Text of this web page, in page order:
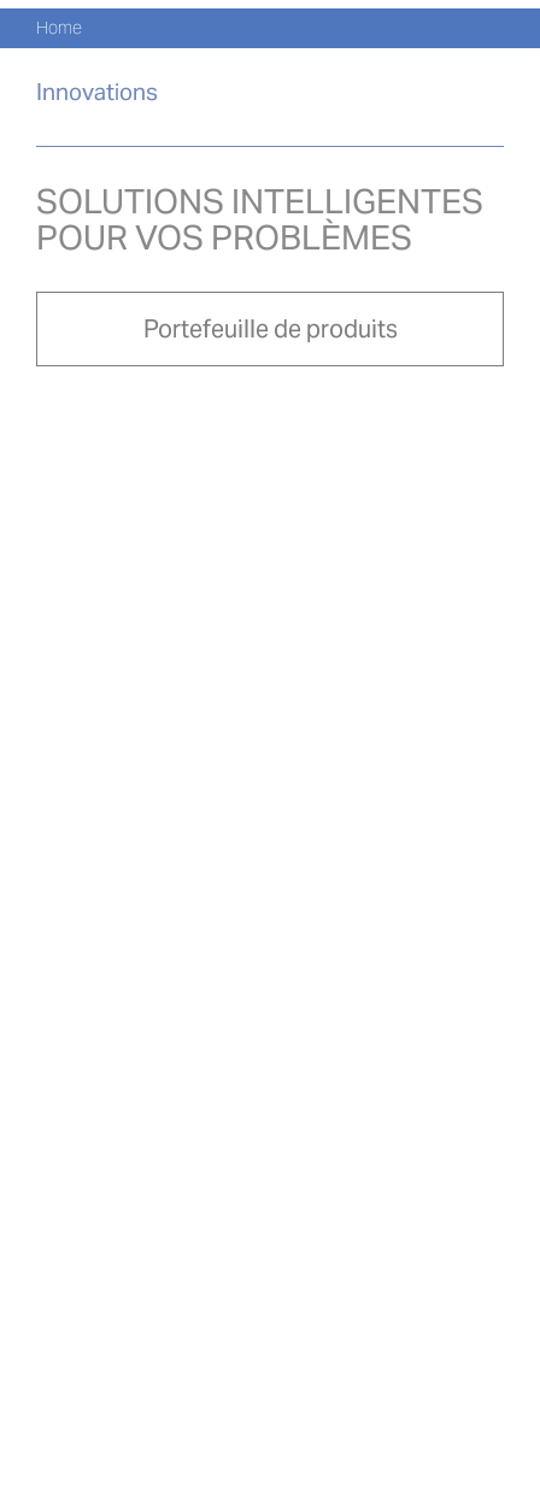
Skip
to
content
Home
Innovations
SOLUTIONS INTELLIGENTES
POUR VOS PROBLÈMES
Portefeuille de produits